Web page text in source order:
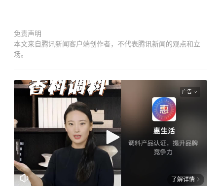
免责声明
本文来自腾讯新闻客户端创作者，不代表腾讯新闻的观点和立
场。
广告
了解详情